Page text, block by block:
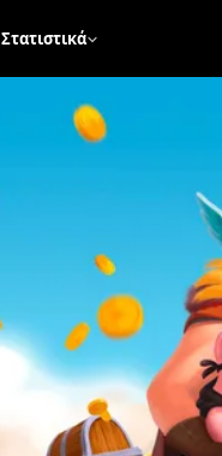
Στατιστικά